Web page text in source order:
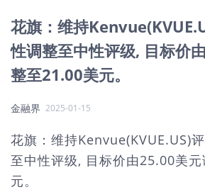
花旗：维持
性调整至中性评级, 目标价
整至21.00美元。
金融界 2025-01-15
花旗：维持Kenvue(KVUE.US)
至中性评级, 目标价由25.00美
元。